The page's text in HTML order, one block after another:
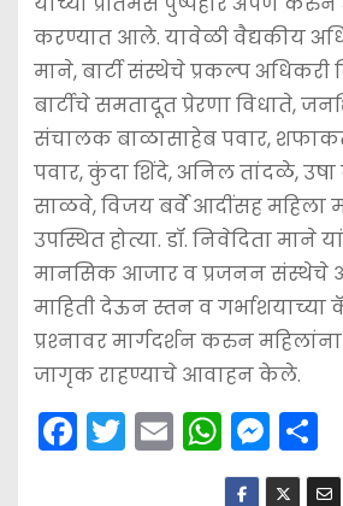
करण्यात आले. यावेळी वैद्यकीय
माने, बार्टी संस्थेचे प्रकल्प अधिकरी
बार्टीचे समतादूत प्रेरणा विधाते,
संचालक बाळासाहेब पवार,
पवार, कुंदा शिंदे, अनिल तांदळे, उषा
साळवे, विजय बर्वे आदींसह महिला
उपस्थित होत्या. डॉ. निवेदिता माने
मानसिक आजार व प्रजनन संस्थेचे
माहिती देऊन स्तन व गर्भाशयाच्या
प्रश्‍नावर मार्गदर्शन करुन
जागृक राहण्याचे आवाहन केले.
F
a
T
w
E
m
W
h
M
e
S
h